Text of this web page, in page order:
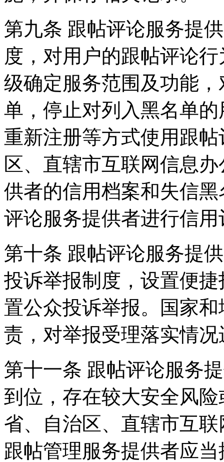
第九条 跟帖评论服务提
度，对用户的跟帖评论
级确定服务范围及功能
单，停止对列入黑名单
重新注册等方式使用跟
区、直辖市互联网信息
供者的信用档案和失信
评论服务提供者进行信用
第十条 跟帖评论服务提
投诉举报制度，设置便
置公众投诉举报。国家
责，对举报受理落实情
第十一条 跟帖评论服务
到位，存在较大安全风
省、自治区、直辖市互
跟帖管理服务提供者应